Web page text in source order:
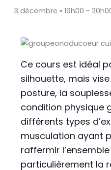
3 décembre • 19h00 -
Ce cours est idéal
silhouette, mais
posture, la
condition physique
différents types
musculation ayant
raffermir
particulièrement la